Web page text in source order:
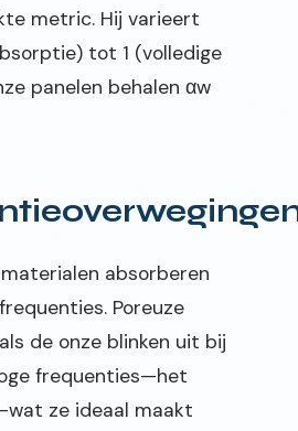
metric. Hij varieert
tot 1 (volledige
panelen behalen αw
absorberen
Poreuze
de onze blinken uit bij
frequenties—het
ze ideaal maakt